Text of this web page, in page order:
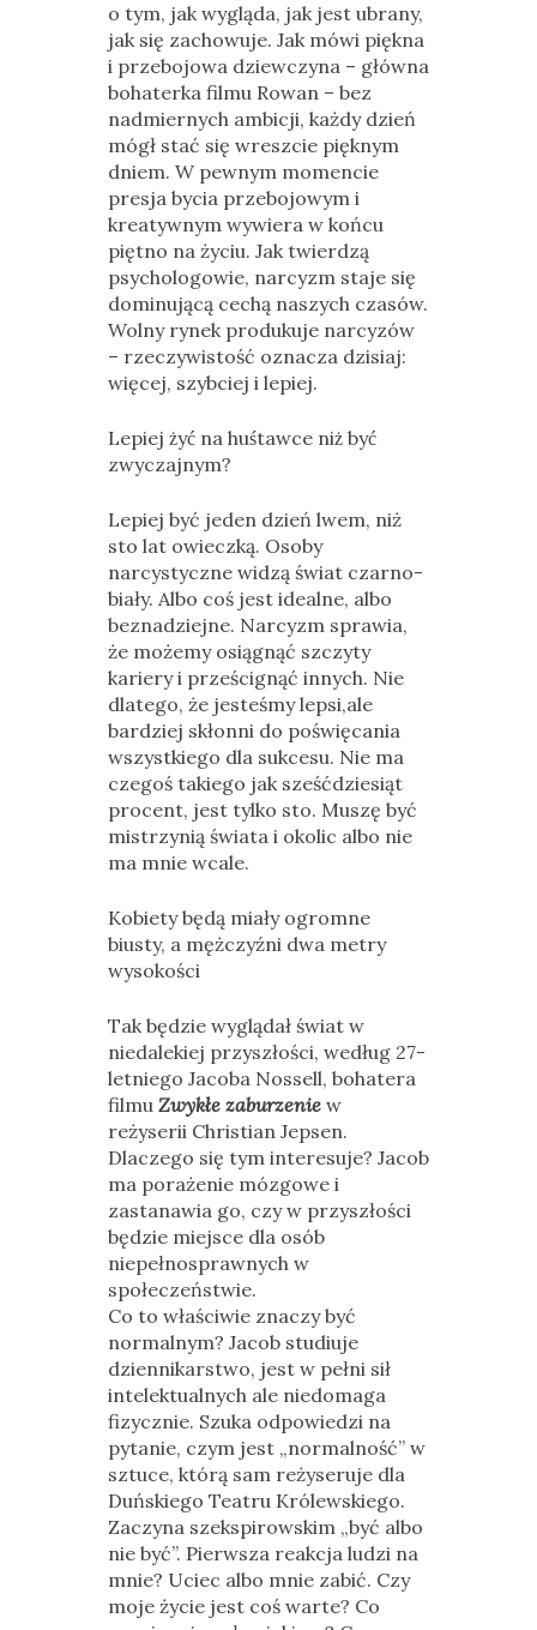
o tym, jak wygląda, jak jest ubrany,
jak się zachowuje. Jak mówi piękna
i przebojowa dziewczyna – główna
bohaterka filmu Rowan – bez
nadmiernych ambicji, każdy dzień
mógł stać się wreszcie pięknym
dniem. W pewnym momencie
presja bycia przebojowym i
kreatywnym wywiera w końcu
piętno na życiu. Jak twierdzą
psychologowie, narcyzm staje się
dominującą cechą naszych czasów.
Wolny rynek produkuje narcyzów
– rzeczywistość oznacza dzisiaj:
więcej, szybciej i lepiej.
Lepiej żyć na huśtawce niż być
zwyczajnym?
Lepiej być jeden dzień lwem, niż
sto lat owieczką. Osoby
narcystyczne widzą świat czarno-
biały. Albo coś jest idealne, albo
beznadziejne. Narcyzm sprawia,
że możemy osiągnąć szczyty
kariery i prześcignąć innych. Nie
dlatego, że jesteśmy lepsi,ale
bardziej skłonni do poświęcania
wszystkiego dla sukcesu. Nie ma
czegoś takiego jak sześćdziesiąt
procent, jest tylko sto. Muszę być
mistrzynią świata i okolic albo nie
ma mnie wcale.
Kobiety będą miały ogromne
biusty, a mężczyźni dwa metry
wysokości
Tak będzie wyglądał świat w
niedalekiej przyszłości, według 27-
letniego Jacoba Nossell, bohatera
filmu Zwykłe zaburzenie w
reżyserii Christian Jepsen.
Dlaczego się tym interesuje? Jacob
ma porażenie mózgowe i
zastanawia go, czy w przyszłości
będzie miejsce dla osób
niepełnosprawnych w
społeczeństwie.
Co to właściwie znaczy być
normalnym? Jacob studiuje
dziennikarstwo, jest w pełni sił
intelektualnych ale niedomaga
fizycznie. Szuka odpowiedzi na
pytanie, czym jest „normalność” w
sztuce, którą sam reżyseruje dla
Duńskiego Teatru Królewskiego.
Zaczyna szekspirowskim „być albo
nie być”. Pierwsza reakcja ludzi na
mnie? Uciec albo mnie zabić. Czy
moje życie jest coś warte? Co